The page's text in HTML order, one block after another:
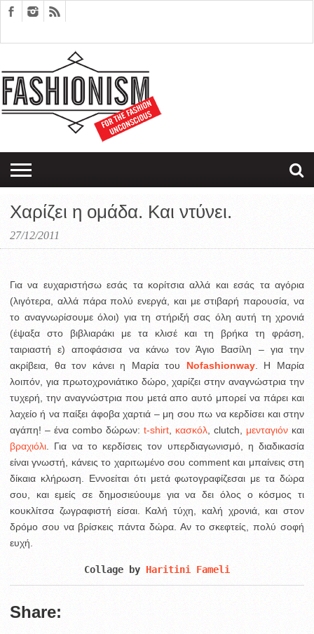
EDITORIALS
COUPLES
THERAPY
SARTORIAGRAM
Χαρίζει η ομάδα. Και ντύνει.
27/12/2011
Για να ευχαριστήσω εσάς τα κορίτσια αλλά και εσάς τα αγόρια
(λιγότερα, αλλά πάρα πολύ ενεργά, και με στιβαρή παρουσία, να
το αναγνωρίσουμε όλοι) για τη στήριξή σας όλη αυτή τη χρονιά
(έψαξα στο βιβλιαράκι με τα κλισέ και τη βρήκα τη φράση,
ταιριαστή ε) αποφάσισα να κάνω τον Άγιο Βασίλη – για την
ακρίβεια, θα τον κάνει η Μαρία του Nofashionway. Η Μαρία
λοιπόν, για πρωτοχρονιάτικο δώρο, χαρίζει στην αναγνώστρια την
τυχερή, την αναγνώστρια που μετά απο αυτό μπορεί να πάρει και
λαχείο ή να παίξει άφοβα χαρτιά – μη σου πω να κερδίσει και στην
αγάπη! – ένα combo δώρων: t-shirt κασκόλ , clutch, μενταγιόν και
βραχιόλι . Για να το κερδίσεις τον υπερδιαγωνισμό, η διαδικασία
είναι γνωστή, κάνεις το χαριτωμένο σου comment και μπαίνεις στη
δίκαια κλήρωση. Εννοείται ότι μετά φωτογραφίζεσαι με τα δώρα
σου, και εμείς σε δημοσιεύουμε για να δει όλος ο κόσμος τι
κουκλίτσα ζωγραφιστή είσαι. Καλή τύχη, καλή χρονιά, και στον
δρόμο σου να βρίσκεις πάντα δώρα. Αν το σκεφτείς, πολύ σοφή
ευχή.
Collage by Haritini Fameli
Share: